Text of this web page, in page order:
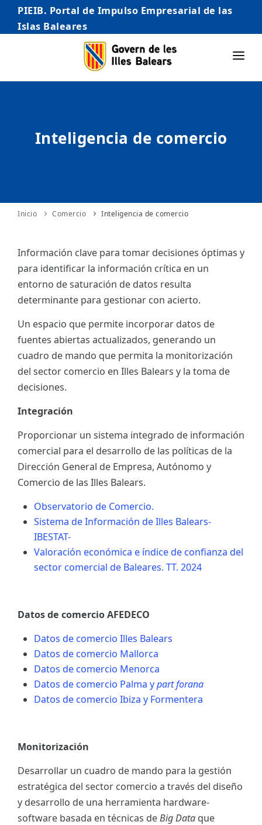
PIEIB. Portal de Impulso Empresarial de las
Islas Baleares
INICIO
AUTÓNOMO/AUTÓNOMA
INTERNACIONALIZACIÓN
ES
Inteligencia de comercio
Inicio Comercio Inteligencia de comercio
Información clave para tomar decisiones óptimas y
para identificar la información crítica en un
entorno de saturación de datos resulta
determinante para gestionar con acierto.
Un espacio que permite incorporar datos de
fuentes abiertas actualizados, generando un
cuadro de mando que permita la monitorización
del sector comercio en Illes Balears y la toma de
decisiones.
Integración
Proporcionar un sistema integrado de información
comercial para el desarrollo de las políticas de la
Dirección General de Empresa, Autónomo y
Comercio de las Illes Balears.
Observatorio de Comercio.
Sistema de Información de Illes Balears-
IBESTAT-
Valoración económica e índice de confianza del
sector comercial de Baleares. TT. 2024
Datos de comercio AFEDECO
Datos de comercio Illes Balears
Datos de comercio Mallorca
Datos de comercio Menorca
Datos de comercio Palma ypart forana
Datos de comercio Ibiza y Formentera
Monitorización
Desarrollar un cuadro de mando para la gestión
estratégica del sector comercio a través del diseño
y desarrollo de una herramienta hardware-
software basada en técnicas deBig Data que